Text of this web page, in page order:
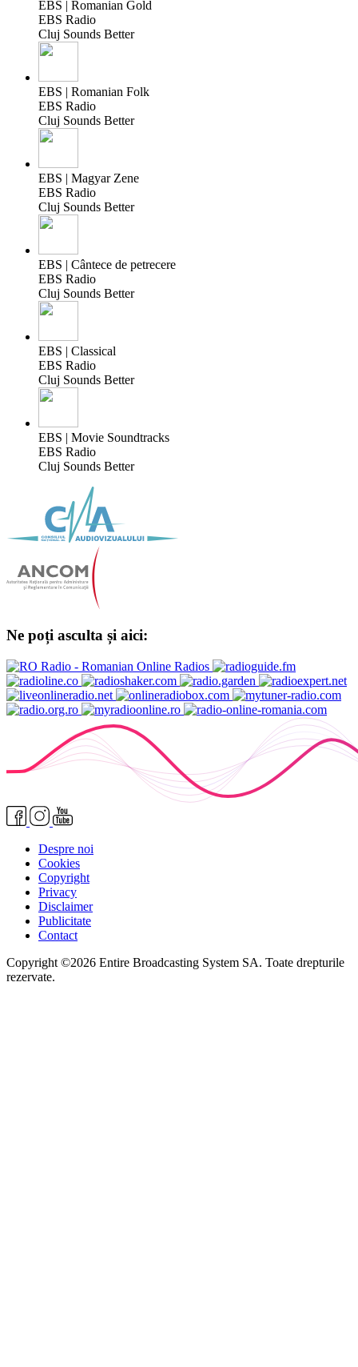
EBS | Romanian Gold
EBS Radio
Cluj Sounds Better
EBS | Romanian Folk
EBS Radio
Cluj Sounds Better
EBS | Magyar Zene
EBS Radio
Cluj Sounds Better
EBS | Cântece de petrecere
EBS Radio
Cluj Sounds Better
EBS | Classical
EBS Radio
Cluj Sounds Better
EBS | Movie Soundtracks
EBS Radio
Cluj Sounds Better
Ne poți asculta și aici:
Despre noi
Cookies
Copyright
Privacy
Disclaimer
Publicitate
Contact
Copyright ©2026 Entire Broadcasting System SA. Toate drepturile
rezervate.